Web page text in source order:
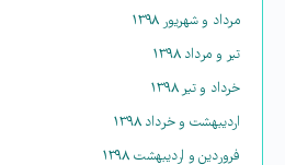
مرداد و شهریور ۱۳۹۸
تیر و مرداد ۱۳۹۸
خرداد و تیر ۱۳۹۸
اردیبهشت و خرداد ۱۳۹۸
فروردین و اردیبهشت ۱۳۹۸